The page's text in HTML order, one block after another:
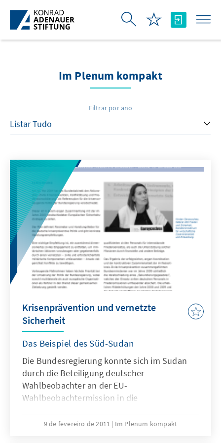
Pular para o Conteúdo principal
Im Plenum kompakt
Filtrar por ano
Krisenprävention und vernetzte
Sicherheit
Das Beispiel des Süd-Sudan
Die Bundesregierung konnte sich im Sudan
durch die Beteiligung deutscher
Wahlbeobachter an der EU-
Wahlbeobachtermission in die
internatonalen Gemeinschaft einbringen und
9 de fevereiro de 2011 Im Plenum kompakt